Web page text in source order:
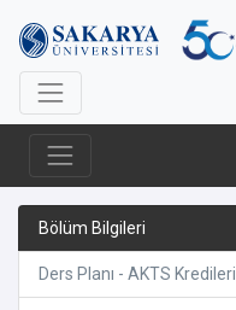
Bölüm Bilgileri
Ders Planı - AKTS Kredileri